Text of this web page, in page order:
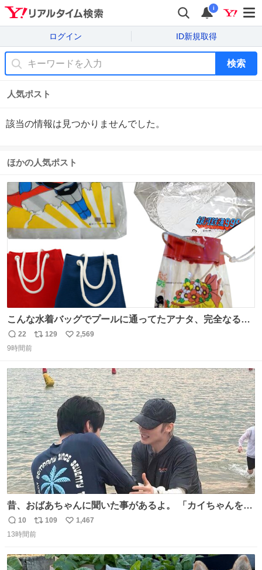
i
ログイン ID新規取得
検索
人気ポスト
該当の情報は見つかりませんでした。
ほかの人気ポスト
こんな水着バッグでプールに通ってたアナタ、完全なる同
世代（笑） #70年代 #80年代 #昭和レトロ
返
信
22
リ
ト
数
129
い
数
2,569
9時間前
昔、おばあちゃんに聞いた事があるよ。 「カイちゃんをい
じめると、アイツが海から上がって来るぞ。」って。
返
信
10
リ
ポ
ト
109
い
数
1,467
13時間前